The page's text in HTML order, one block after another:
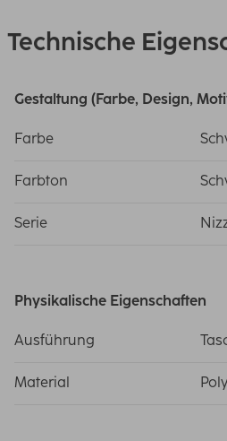
Technische
Gestaltung (Farbe, Design,
Farbe
Farbton
Serie
Physikalische Eigenschaften
Ausführung
Material